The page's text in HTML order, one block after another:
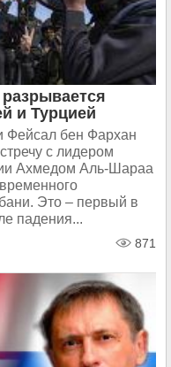
и Турцией
Фейсал бен Фархан
с лидером
Ахмедом Аль-Шараа
Это – первый в
падения...
871